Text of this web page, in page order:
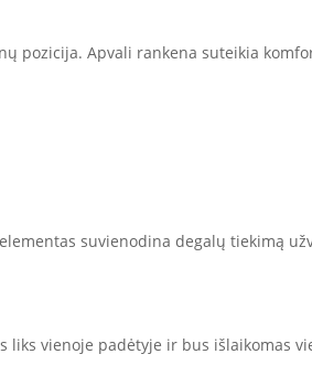
pozicija. Apvali rankena suteikia
suvienodina degalų tiekimą
vienoje padėtyje ir bus išlaikomas